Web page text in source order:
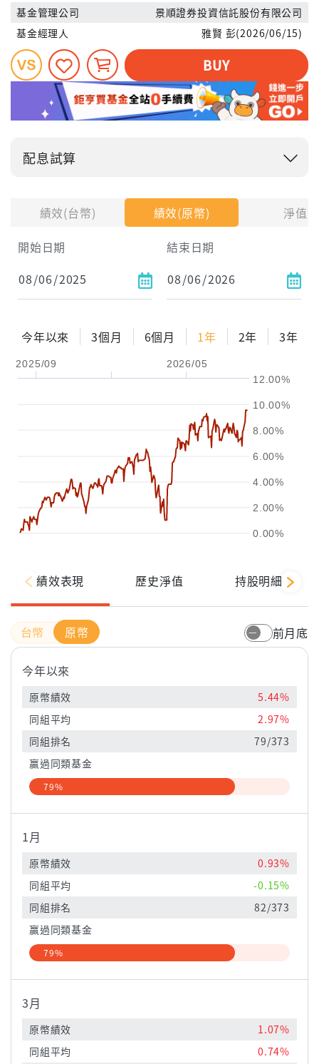
績效(台幣) 績效(原幣)
淨值
開始日期
結束日期
今年以來 3個月 6個月 1年 2年 3年
2025/09 2026/05
0.00%
2.00%
4.00%
6.00%
8.00%
10.00%
12.00%
基金管理公司
景順證券投資信託股份有限公司
基金經理人
雅賢 彭(2026/06/15)
BUY
配息試算
試算區間
1年
2年
配息金額
績效表現 歷史淨值 持股明細
原幣 前月底
今年以來
原幣績效
5.44%
同組平均
2.97%
同組排名
79/373
贏過同類基金
79%
1月
原幣績效
0.93%
同組平均
-0.15%
同組排名
82/373
贏過同類基金
79%
3月
原幣績效
1.07%
同組平均
0.74%